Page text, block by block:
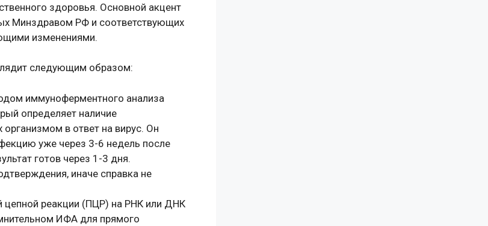
здоровья. Основной акцент
Минздравом РФ и соответствующих
изменениями.
следующим образом:
иммуноферментного анализа
определяет наличие
в ответ на вирус. Он
уже через 3-6 недель после
готов через 1-3 дня.
иначе справка не
реакции (ПЦР) на РНК или ДНК
ИФА для прямого